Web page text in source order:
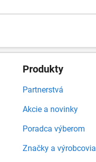
Produkty
Partnerstvá
Akcie a novinky
Poradca výberom
Značky a výrobcovia